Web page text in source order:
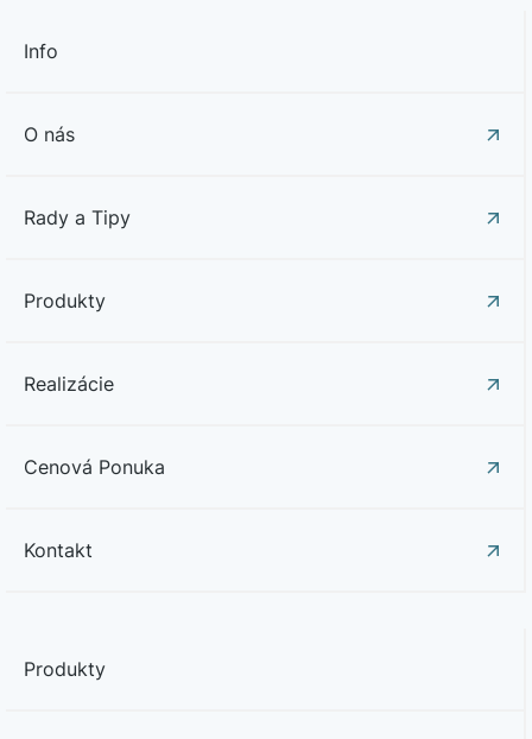
Info
O nás
Rady a Tipy
Produkty
Realizácie
Cenová Ponuka
Kontakt
Produkty